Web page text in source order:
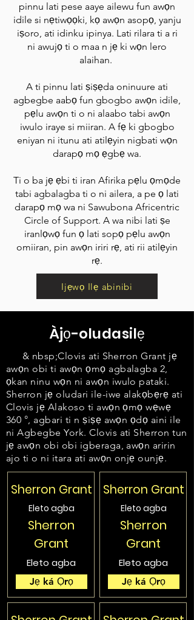
pinnu lati pese aaye ailewu fun awọn
idile si nẹtiwọọki, kọ awọn asopọ, yanju
iṣoro, ati idinku ipinya. Lati rilara ti a ri
ni awujọ ti o maa n jẹ ki wọn lero
alaihan.
A ti pinnu lati ṣiṣẹda oninuure ati
agbegbe aabọ fun gbogbo awọn idile,
pẹlu awọn ti o ni alaabo tabi awọn
iwulo iraye si miiran. A fẹ ki gbogbo
eniyan ni itunu ati atilẹyin nigbati wọn
darapọ mọ ẹgbẹ wa.
Ti o ba jẹ ẹbi ti iran Afirika pẹlu ọmọde
tabi agbalagba ti o ni ailera, a pe ọ lati
darapọ mọ wa ni Sawubona Africentric
Circle of Support. A wa nibi lati ṣe
iranlọwọ fun ọ lati sopọ pẹlu awọn
omiiran, pin awọn iriri rẹ, ati rii atilẹyin
rẹ.
Ijẹwọ Ilẹ abinibi
Àjọ-oludasilẹ
& nbsp;Clovis ati Sherron Grant jẹ
awọn obi ti awọn ọmọ agbalagba 2,
ọkan ninu wọn ni awọn iwulo pataki.
Sherron jẹ oludari ile-iwe alakọbẹrẹ ati
Clovis jẹ Alakoso ti awọn ọmọ wẹwẹ
360 °, agbari ti n ṣiṣẹ awọn ọdọ aini ile
ni Agbegbe York. Clovis ati Sherron tun
jẹ awọn obi obi igberaga, awọn aririn
ajo ti o ni itara ati awọn onjẹ ounjẹ.
Sherron Grant
Eleto agba
Sherron
Grant
Eleto agba
Jẹ ká Ọrọ
Sherron Grant
Eleto agba
Sherron
Grant
Eleto agba
Jẹ ká Ọrọ